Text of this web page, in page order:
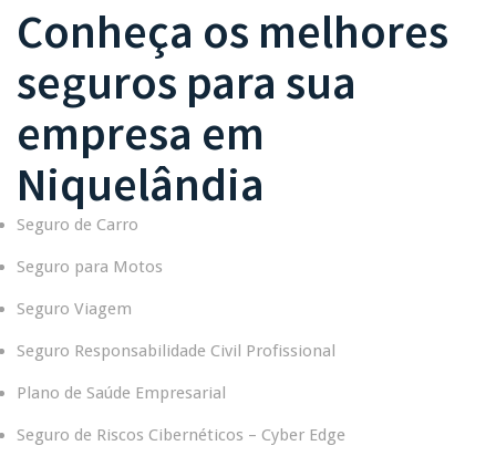
Conheça os melhores
seguros para sua
empresa em
Niquelândia
Seguro de Carro
Seguro para Motos
Seguro Viagem
Seguro Responsabilidade Civil Profissional
Plano de Saúde Empresarial
Seguro de Riscos Cibernéticos – Cyber Edge